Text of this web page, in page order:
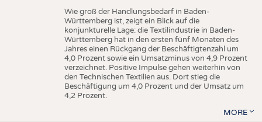
Wie groß der Handlungsbedarf in Baden-
Württemberg ist, zeigt ein Blick auf die
konjunkturelle Lage: die Textilindustrie in Baden-
Württemberg hat in den ersten fünf Monaten des
Jahres einen Rückgang der Beschäftigtenzahl um
4,0 Prozent sowie ein Umsatzminus von 4,9 Prozent
verzeichnet. Positive Impulse gehen weiterhin von
den Technischen Textilien aus. Dort stieg die
Beschäftigung um 4,0 Prozent und der Umsatz um
4,2 Prozent.
MORE